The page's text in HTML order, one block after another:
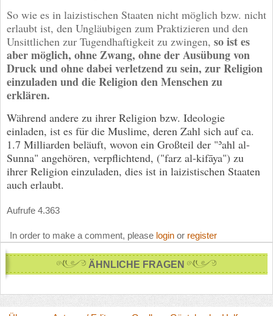
So wie es in laizistischen Staaten nicht möglich bzw. nicht
erlaubt ist, den Ungläubigen zum Praktizieren und den
Unsittlichen zur Tugendhaftigkeit zu zwingen, so ist es
aber möglich, ohne Zwang, ohne der Ausübung von
Druck und ohne dabei verletzend zu sein, zur Religion
einzuladen und die Religion den Menschen zu
erklären.
Während andere zu ihrer Religion bzw. Ideologie
einladen, ist es für die Muslime, deren Zahl sich auf ca.
1.7 Milliarden beläuft, wovon ein Großteil der "ʾahl al-
Sunna" angehören, verpflichtend, ("farz al-kifāya") zu
ihrer Religion einzuladen, dies ist in laizistischen Staaten
auch erlaubt.
Aufrufe 4.363
In order to make a comment, please login or register
ÄHNLICHE FRAGEN